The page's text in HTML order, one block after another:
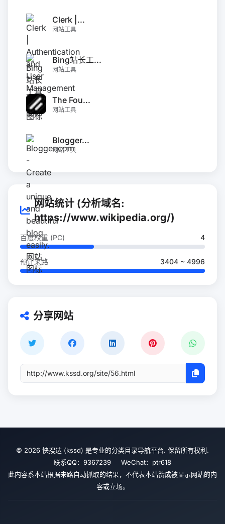
Clerk |...
网站工具
Bing站长工...
网站工具
The Fou...
网站工具
Blogger...
网站工具
网站统计 (分析域名:
https://www.wikipedia.org/)
百度权重 (PC) 4
预计来路 3404 ~ 4996
分享网站
© 2026 快搜达 (kssd) 是专业的分类目录导航平台. 保留所有权利.
联系QQ：9367239 WeChat：ptr618
此内容系本站根据来路自动抓取的结果，不代表本站赞成被显示网站的内
容或立场。